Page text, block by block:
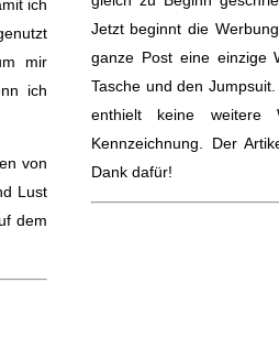
ich
mir
ich
von
Lust
dem
Jetzt beginnt die
ganze Post eine einzige
Tasche und den
enthielt keine weitere
Kennzeichnung. Der
Dank dafür!